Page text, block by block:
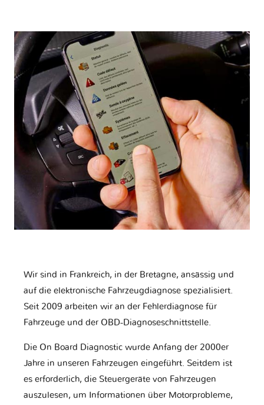
Wir sind in Frankreich, in der Bretagne, ansässig und
auf die elektronische Fahrzeugdiagnose spezialisiert.
Seit 2009 arbeiten wir an der Fehlerdiagnose für
Fahrzeuge und der OBD-Diagnoseschnittstelle.
Die On Board Diagnostic wurde Anfang der 2000er
Jahre in unseren Fahrzeugen eingeführt. Seitdem ist
es erforderlich, die Steuergeräte von Fahrzeugen
auszulesen, um Informationen über Motorprobleme,